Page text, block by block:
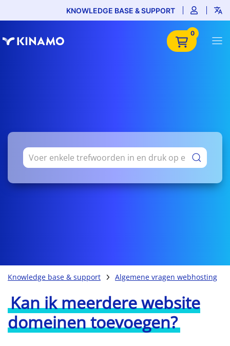
KNOWLEDGE BASE & SUPPORT
0
Knowledge base & support Algemene vragen webhosting
Kan ik meerdere website
domeinen toevoegen?